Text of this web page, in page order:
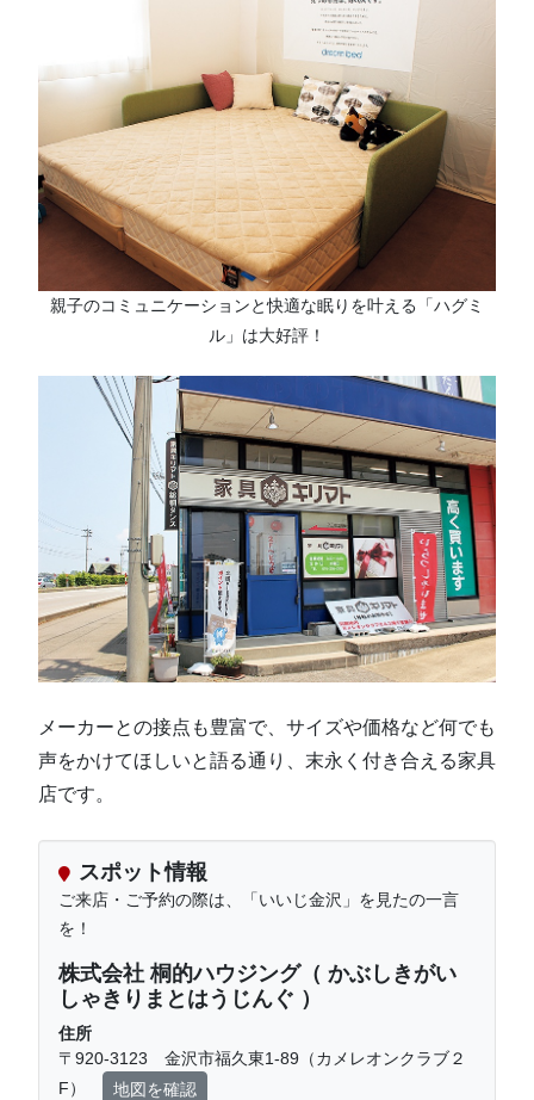
親子のコミュニケーションと快適な眠りを叶える「ハグミ
ル」は大好評！
メーカーとの接点も豊富で、サイズや価格など何でも
声をかけてほしいと語る通り、末永く付き合える家具
店です。
スポット情報
ご来店・ご予約の際は、「いいじ金沢」を見たの一言
を！
株式会社 桐的ハウジング（ かぶしきがい
しゃきりまとはうじんぐ ）
住所
〒920-3123 金沢市福久東1-89（カメレオンクラブ２
F）
地図を確認